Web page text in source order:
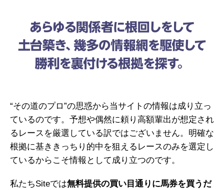
“その道のプロ”の思惑から当サイトの情報は成り立っ
ているのです。予想や偶然に頼り高額輩出が想定され
るレースを厳選している訳ではございません。明確な
根拠に基ききっちり的中を狙えるレースのみを選定し
ているからこそ情報として成り立つのです。
私たちSiteでは無料提供の買い目通りに馬券を買うだ